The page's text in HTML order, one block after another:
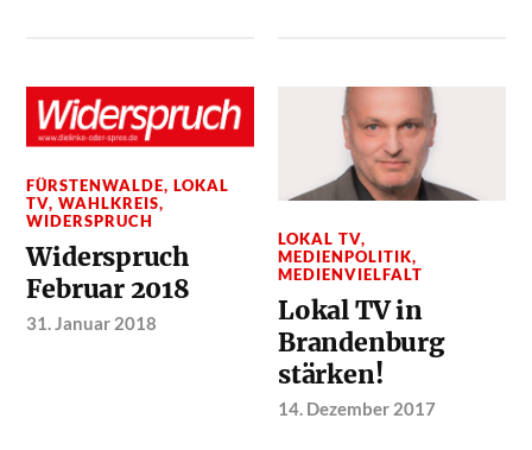
FÜRSTENWALDE,LOKAL
TV,WAHLKREIS,
WIDERSPRUCH
Widerspruch
Februar 2018
31. Januar 2018
LOKAL TV,
MEDIENPOLITIK,
MEDIENVIELFALT
Lokal TV in
Brandenburg
stärken!
14. Dezember 2017